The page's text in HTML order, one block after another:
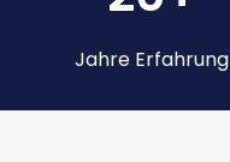
Jahre Erfahrung